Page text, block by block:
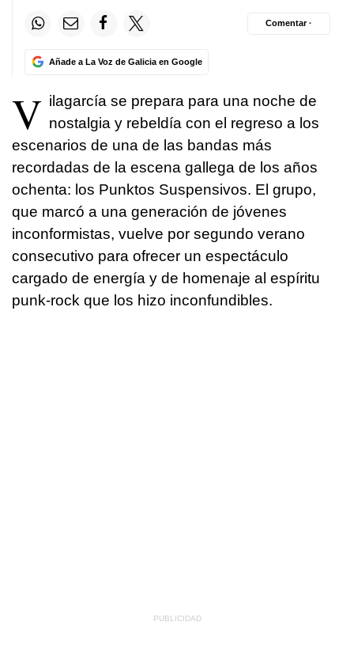
Añade a La Voz de Galicia en Google
Comentar ·
V ilagarcía se prepara para una noche de
nostalgia y rebeldía con el regreso a los
escenarios de una de las bandas más
recordadas de la escena gallega de los años
ochenta: los Punktos Suspensivos. El grupo,
que marcó a una generación de jóvenes
inconformistas, vuelve por segundo verano
consecutivo para ofrecer un espectáculo
cargado de energía y de homenaje al espíritu
punk-rock que los hizo inconfundibles.